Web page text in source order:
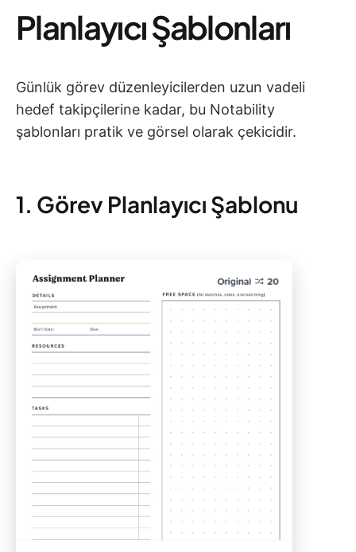
Planlayıcı Şablonları
Günlük görev düzenleyicilerden uzun vadeli
hedef takipçilerine kadar, bu Notability
şablonları pratik ve görsel olarak çekicidir.
1. Görev Planlayıcı Şablonu